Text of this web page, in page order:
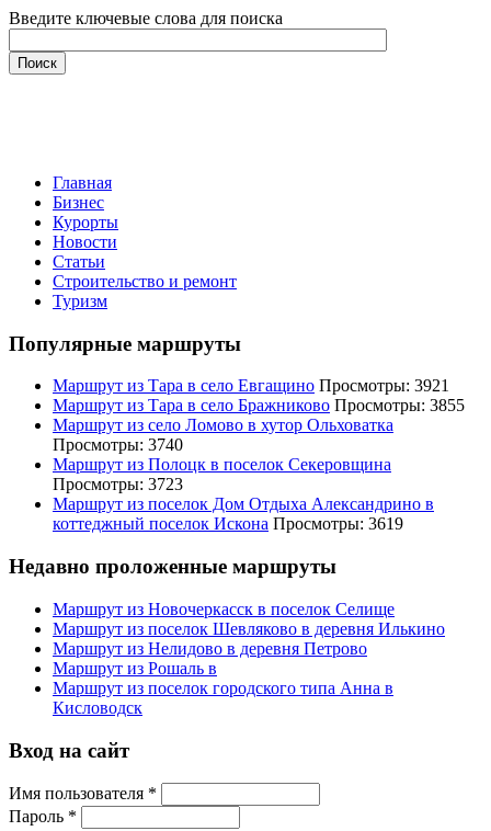
Введите ключевые слова для поиска
Главная
Бизнес
Курорты
Новости
Статьи
Строительство и ремонт
Туризм
Популярные маршруты
Маршрут из Тара в село Евгащино Просмотры: 3921
Маршрут из Тара в село Бражниково Просмотры: 3855
Маршрут из село Ломово в хутор Ольховатка
Просмотры: 3740
Маршрут из Полоцк в поселок Секеровщина
Просмотры: 3723
Маршрут из поселок Дом Отдыха Александрино в
коттеджный поселок Искона Просмотры: 3619
Недавно проложенные маршруты
Маршрут из Новочеркасск в поселок Селище
Маршрут из поселок Шевляково в деревня Илькино
Маршрут из Нелидово в деревня Петрово
Маршрут из Рошаль в
Маршрут из поселок городского типа Анна в
Кисловодск
Вход на сайт
Имя пользователя *
Пароль *